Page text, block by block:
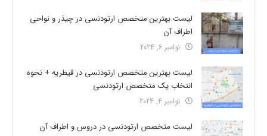
لیست بهترین متخصص ارتودنسی در چیذر و نواحی
اطراف آن
نوامبر 6, 2024
لیست بهترین متخصص ارتودنسی در قیطریه + نحوه
انتخاب یک متخصص ارتودنسی
نوامبر 4, 2024
لیست متخصص ارتودنسی در دروس و اطراف آن